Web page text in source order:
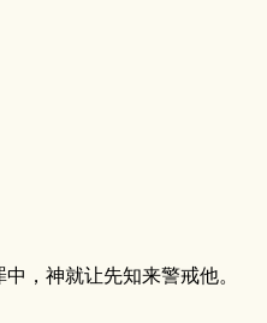
，神就让先知来警戒他。